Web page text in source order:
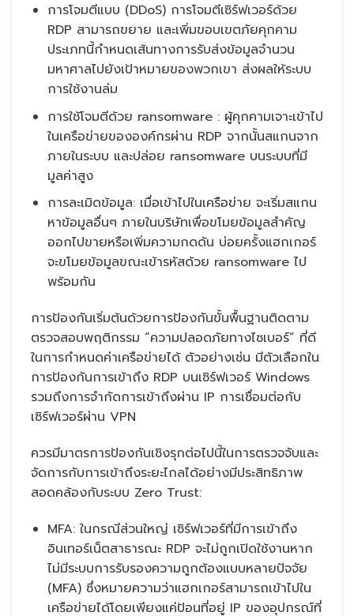
การโจมตีแบบ (DDoS) การโจมตีเซิร์ฟเวอร์ด้วย
RDP สามารถขยาย และเพิ่มขอบเขตภัยคุกคาม
ประเภทนี้กำหนดเส้นทางการรับส่งข้อมูลจำนวน
มหาศาลไปยังเป้าหมายของพวกเขา ส่งผลให้ระบบ
การใช้งานล่ม
การใช้โจมตีด้วย ransomware : ผู้คุกคามเจาะเข้าไป
ในเครือข่ายขององค์กรผ่าน RDP จากนั้นสแกนจาก
ภายในระบบ และปล่อย ransomware บนระบบที่มี
มูลค่าสูง
การละเมิดข้อมูล: เมื่อเข้าไปในเครือข่าย จะเริ่มสแกน
หาข้อมูลอื่นๆ ภายในบริษัทเพื่อขโมยข้อมูลสำคัญ
ออกไปขายหรือเพิ่มความกดดัน บ่อยครั้งแฮกเกอร์
จะขโมยข้อมูลขณะเข้ารหัสด้วย ransomware ไป
พร้อมกัน
การป้องกันเริ่มต้นด้วยการป้องกันขั้นพื้นฐานติดตาม
ตรวจสอบพฤติกรรม “ความปลอดภัยทางไซเบอร์” ที่ดี
ในการกำหนดค่าเครือข่ายได้ ตัวอย่างเช่น มีตัวเลือกใน
การป้องกันการเข้าถึง RDP บนเซิร์ฟเวอร์ Windows
รวมถึงการจำกัดการเข้าถึงผ่าน IP การเชื่อมต่อกับ
เซิร์ฟเวอร์ผ่าน VPN
ควรมีมาตรการป้องกันเชิงรุกต่อไปนี้ในการตรวจจับและ
จัดการกับการเข้าถึงระยะไกลได้อย่างมีประสิทธิภาพ
สอดคล้องกับระบบ Zero Trust:
MFA: ในกรณีส่วนใหญ่ เซิร์ฟเวอร์ที่มีการเข้าถึง
อินเทอร์เน็ตสาธารณะ RDP จะไม่ถูกเปิดใช้งานหาก
ไม่มีระบบการรับรองความถูกต้องแบบหลายปัจจัย
(MFA) ซึ่งหมายความว่าแฮกเกอร์สามารถเข้าไปใน
เครือข่ายได้โดยเพียงแค่ป้อนที่อยู่ IP ของอุปกรณ์ที่